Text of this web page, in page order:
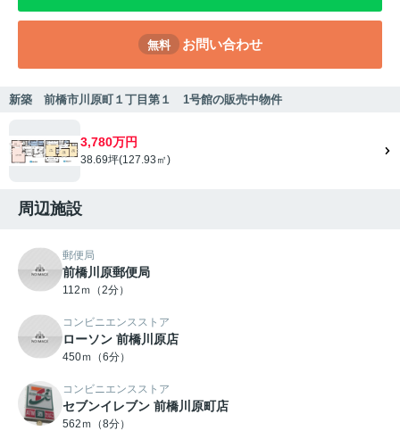
無料 お問い合わせ
新築 前橋市川原町１丁目第１ 1号館の販売中物件
3,780万円
38.69坪(127.93㎡)
周辺施設
郵便局
前橋川原郵便局
112ｍ（2分）
コンビニエンスストア
ローソン 前橋川原店
450ｍ（6分）
コンビニエンスストア
セブンイレブン 前橋川原町店
562ｍ（8分）